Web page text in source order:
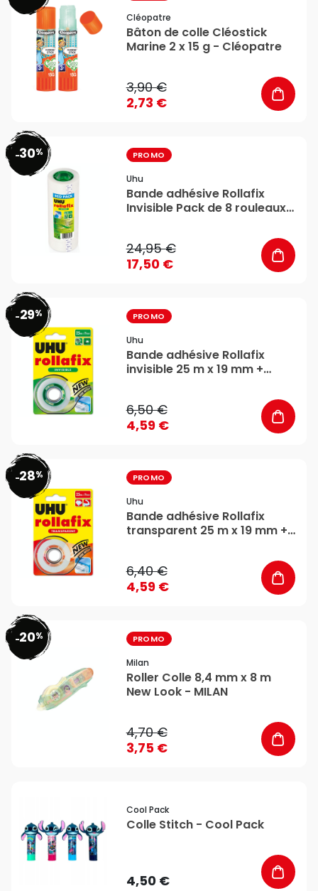
Cléopatre
Bâton de colle Cléostick
Marine 2 x 15 g - Cléopatre
3,90 €
2,73 €
-30% PROMO
Uhu
Bande adhésive Rollafix
Invisible Pack de 8 rouleaux
24,95 €
17,50 €
-29% PROMO
Uhu
Bande adhésive Rollafix
invisible 25 m x 19 mm +
6,50 €
4,59 €
-28% PROMO
Uhu
Bande adhésive Rollafix
transparent 25 m x 19 mm +
6,40 €
4,59 €
-20% PROMO
Milan
Roller Colle 8,4 mm x 8 m
New Look - MILAN
4,70 €
3,75 €
Cool Pack
Colle Stitch - Cool Pack
4,50 €